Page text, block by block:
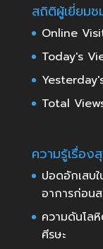
สถิติผู้เยี่ยมช
Online
Today's
Total
ความรู้เรื่อง
ปอดอักเสบ
อาการก่อน
ความดันโล
ศีรษะ